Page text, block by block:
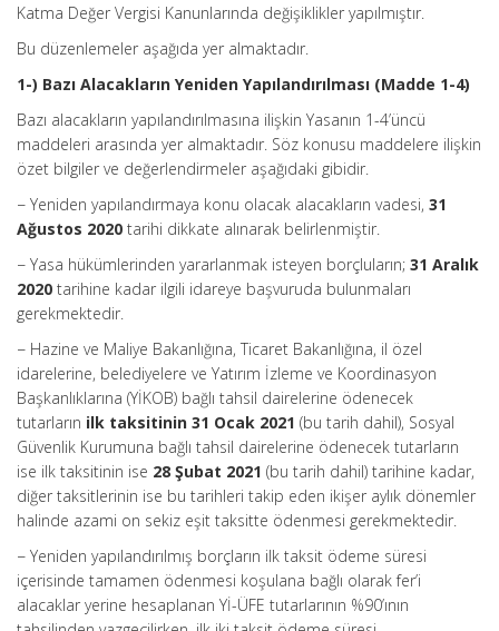
Katma Değer Vergisi Kanunlarında değişiklikler yapılmıştır.
Bu düzenlemeler aşağıda yer almaktadır.
1-) Bazı Alacakların Yeniden Yapılandırılması (Madde 1-4)
Bazı alacakların yapılandırılmasına ilişkin Yasanın 1-4’üncü
maddeleri arasında yer almaktadır. Söz konusu maddelere ilişkin
özet bilgiler ve değerlendirmeler aşağıdaki gibidir.
− Yeniden yapılandırmaya konu olacak alacakların vadesi, 31
Ağustos 2020 tarihi dikkate alınarak belirlenmiştir.
− Yasa hükümlerinden yararlanmak isteyen borçluların; 31 Aralık
2020 tarihine kadar ilgili idareye başvuruda bulunmaları
gerekmektedir.
− Hazine ve Maliye Bakanlığına, Ticaret Bakanlığına, il özel
idarelerine, belediyelere ve Yatırım İzleme ve Koordinasyon
Başkanlıklarına (YİKOB) bağlı tahsil dairelerine ödenecek
tutarların ilk taksitinin 31 Ocak 2021 (bu tarih dahil), Sosyal
Güvenlik Kurumuna bağlı tahsil dairelerine ödenecek tutarların
ise ilk taksitinin ise 28 Şubat 2021 (bu tarih dahil) tarihine kadar,
diğer taksitlerinin ise bu tarihleri takip eden ikişer aylık dönemler
halinde azami on sekiz eşit taksitte ödenmesi gerekmektedir.
− Yeniden yapılandırılmış borçların ilk taksit ödeme süresi
içerisinde tamamen ödenmesi koşulana bağlı olarak fer’i
alacaklar yerine hesaplanan Yİ-ÜFE tutarlarının %90’ının